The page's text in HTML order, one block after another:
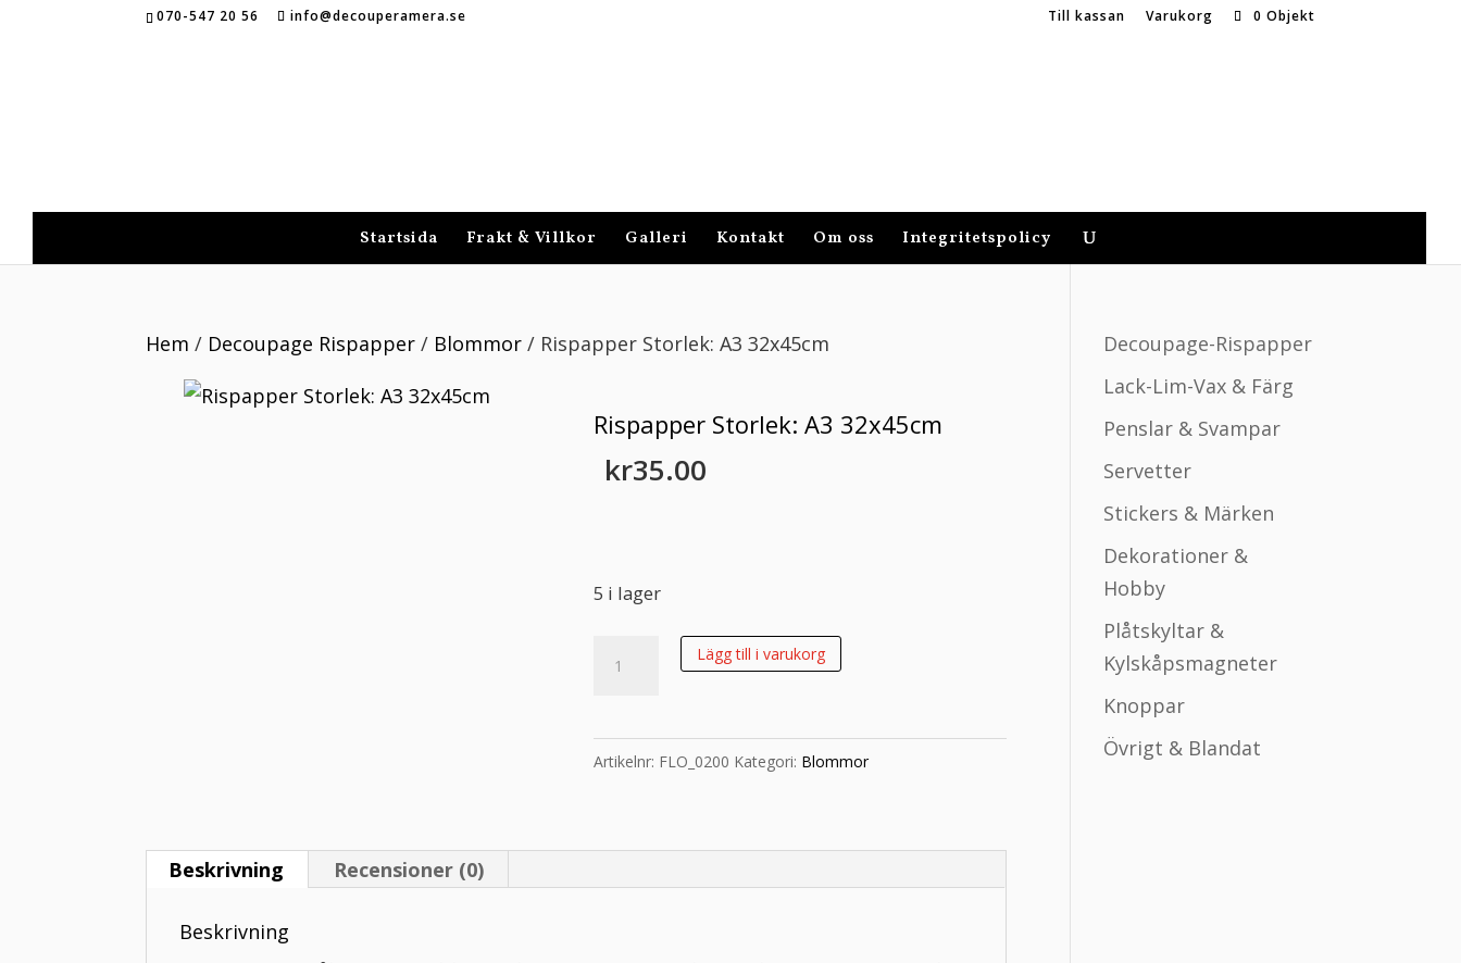
070-547 20 56 info@decouperamera.se Till kassan Varukorg 0 Objekt
Startsida Frakt & Villkor Galleri Kontakt Om oss Integritetspolicy
Hem / Decoupage Rispapper / Blommor / Rispapper Storlek: A3 32x45cm
Rispapper Storlek: A3 32x45cm
kr35.00
5 i lager
32x45cm
Lägg till i varukorg
Artikelnr: FLO_0200 Kategori: Blommor
Beskrivning Recensioner (0)
Beskrivning
Decoupage-Rispapper
Lack-Lim-Vax & Färg
Penslar & Svampar
Servetter
Stickers & Märken
Dekorationer &
Hobby
Plåtskyltar &
Kylskåpsmagneter
Knoppar
Övrigt & Blandat